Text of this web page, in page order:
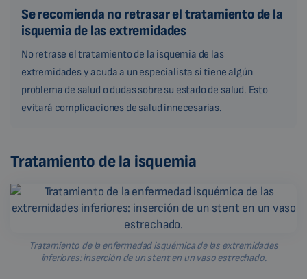
Se recomienda no retrasar el tratamiento de la
isquemia de las extremidades
No retrase el tratamiento de la isquemia de las
extremidades y acuda a un especialista si tiene algún
problema de salud o dudas sobre su estado de salud. Esto
evitará complicaciones de salud innecesarias.
Tratamiento de la isquemia
Tratamiento de la enfermedad isquémica de las extremidades
inferiores: inserción de un stent en un vaso estrechado.